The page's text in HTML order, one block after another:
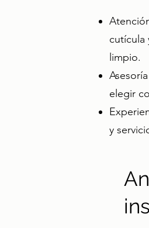
cutícula
limpio.
elegir
y